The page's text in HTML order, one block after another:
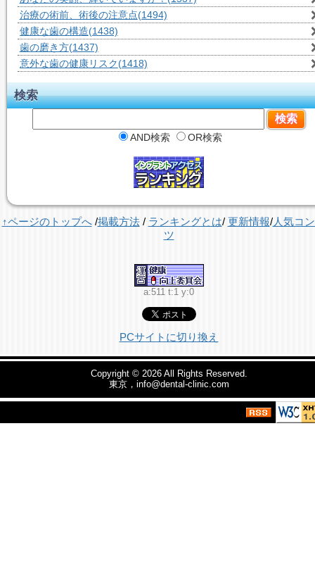
治療の術前、術後の注意点(1494)
健康な歯の構造(1438)
歯の磨き方(1437)
意外な歯の健康リスク(1418)
検索
AND検索 OR検索
↑ページのトップへ/掲載方法/ ランキングとは/ 更新情報/人気コ
ツ
a:511 t:1 y:0
PCサイトに切り換え
Copyright © 2026 All Rights Reserved.
東京，info@dental-clinic.com